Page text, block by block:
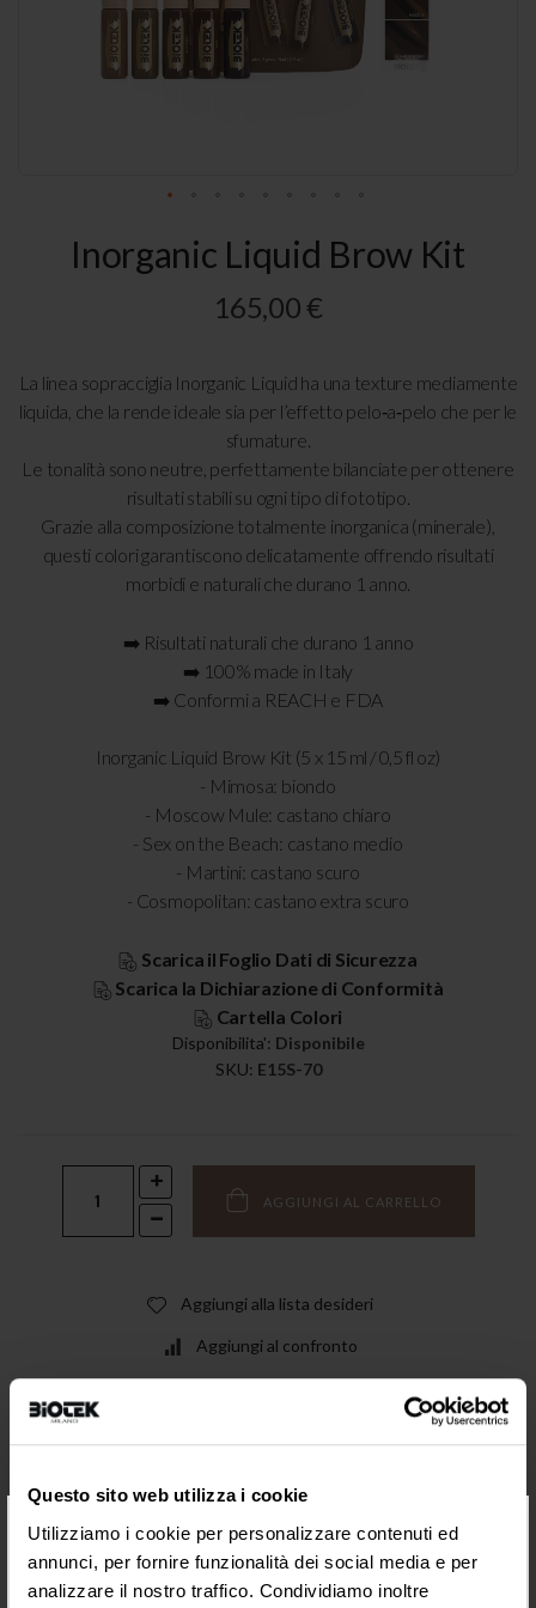
Questo sito web utilizza i cookie
Utilizziamo i cookie per personalizzare contenuti ed
annunci, per fornire funzionalità dei social media e per
analizzare il nostro traffico. Condividiamo inoltre
Inorganic Liquid Brow Kit
165,00 €
La linea sopracciglia Inorganic Liquid ha una texture mediamente
liquida, che la rende ideale sia per l’effetto pelo‑a‑pelo che per le
sfumature.
Le tonalità sono neutre, perfettamente bilanciate per ottenere
risultati stabili su ogni tipo di fototipo.
Grazie alla composizione totalmente inorganica (minerale),
questi colori garantiscono delicatamente offrendo risultati
morbidi e naturali che durano 1 anno.
➡️ Risultati naturali che durano 1 anno
➡️ 100% made in Italy
➡️ Conformi a REACH e FDA
Inorganic Liquid Brow Kit (5 x 15 ml / 0,5 fl oz)
- Mimosa: biondo
- Moscow Mule: castano chiaro
- Sex on the Beach: castano medio
- Martini: castano scuro
- Cosmopolitan: castano extra scuro
Scarica il Foglio Dati di Sicurezza
Scarica la Dichiarazione di Conformità
Cartella Colori
Disponibilita': Disponibile
SKU E15S-70
AGGIUNGI AL CARRELLO
Aggiungi alla lista desideri
Aggiungi al confronto